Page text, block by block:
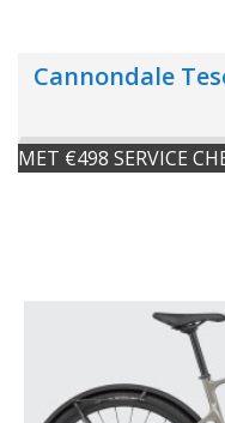
Cannondale
MET €498 SERVICE